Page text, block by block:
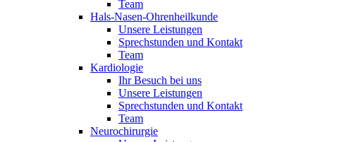
Team
Hals-Nasen-Ohrenheilkunde
Unsere Leistungen
Sprechstunden und Kontakt
Team
Kardiologie
Ihr Besuch bei uns
Unsere Leistungen
Sprechstunden und Kontakt
Team
Neurochirurgie